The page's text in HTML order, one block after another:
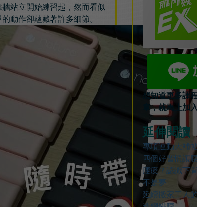
牆站立開始練習起，然而看似
的動作卻蘊藏著許多細節。
想知道更多課
章，就馬上加
延伸閱讀
專項運動大補
四個好習慣讓
腰痠？認識下
不是夢
延續搬家工人